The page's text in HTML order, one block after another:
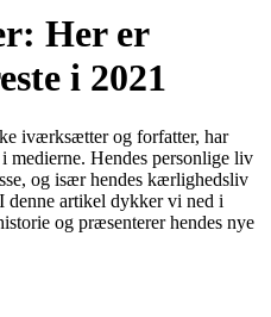
Her er
i 2021
iværksætter og forfatter, har
Hendes personlige liv
og især hendes kærlighedsliv
denne artikel dykker vi ned i
og præsenterer hendes nye